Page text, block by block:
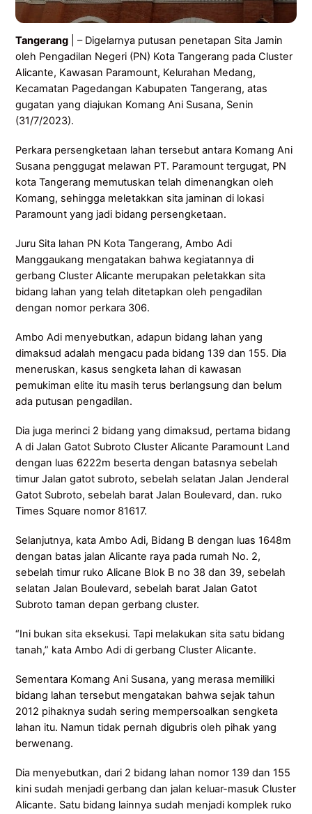
Tangerang | – Digelarnya putusan penetapan Sita Jamin
oleh Pengadilan Negeri (PN) Kota Tangerang pada Cluster
Alicante, Kawasan Paramount, Kelurahan Medang,
Kecamatan Pagedangan Kabupaten Tangerang, atas
gugatan yang diajukan Komang Ani Susana, Senin
(31/7/2023).
Perkara persengketaan lahan tersebut antara Komang Ani
Susana penggugat melawan PT. Paramount tergugat, PN
kota Tangerang memutuskan telah dimenangkan oleh
Komang, sehingga meletakkan sita jaminan di lokasi
Paramount yang jadi bidang persengketaan.
Juru Sita lahan PN Kota Tangerang, Ambo Adi
Manggaukang mengatakan bahwa kegiatannya di
gerbang Cluster Alicante merupakan peletakkan sita
bidang lahan yang telah ditetapkan oleh pengadilan
dengan nomor perkara 306.
Ambo Adi menyebutkan, adapun bidang lahan yang
dimaksud adalah mengacu pada bidang 139 dan 155. Dia
meneruskan, kasus sengketa lahan di kawasan
pemukiman elite itu masih terus berlangsung dan belum
ada putusan pengadilan.
Dia juga merinci 2 bidang yang dimaksud, pertama bidang
A di Jalan Gatot Subroto Cluster Alicante Paramount Land
dengan luas 6222m beserta dengan batasnya sebelah
timur Jalan gatot subroto, sebelah selatan Jalan Jenderal
Gatot Subroto, sebelah barat Jalan Boulevard, dan. ruko
Times Square nomor 81617.
Selanjutnya, kata Ambo Adi, Bidang B dengan luas 1648m
dengan batas jalan Alicante raya pada rumah No. 2,
sebelah timur ruko Alicane Blok B no 38 dan 39, sebelah
selatan Jalan Boulevard, sebelah barat Jalan Gatot
Subroto taman depan gerbang cluster.
“Ini bukan sita eksekusi. Tapi melakukan sita satu bidang
tanah,” kata Ambo Adi di gerbang Cluster Alicante.
Sementara Komang Ani Susana, yang merasa memiliki
bidang lahan tersebut mengatakan bahwa sejak tahun
2012 pihaknya sudah sering mempersoalkan sengketa
lahan itu. Namun tidak pernah digubris oleh pihak yang
berwenang.
Dia menyebutkan, dari 2 bidang lahan nomor 139 dan 155
kini sudah menjadi gerbang dan jalan keluar-masuk Cluster
Alicante. Satu bidang lainnya sudah menjadi komplek ruko